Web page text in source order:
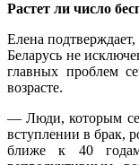
Растет ли число
Елена
Беларусь не
главных проблем
возрасте.
— Люди, которым
вступлении в брак,
ближе к 40